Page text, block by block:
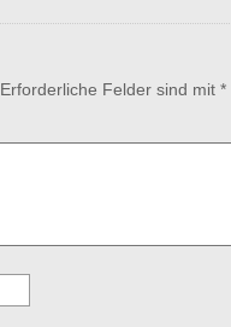
Erforderliche Felder sind mit *